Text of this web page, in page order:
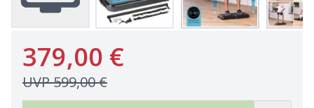
379,00 €
UVP599,00 €